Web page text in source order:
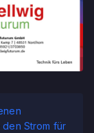
Strom für